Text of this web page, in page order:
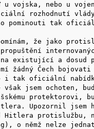
u vojska, nebo u
rozhodnutí
pominouti tak
že jako
existující a dosud
žádný Čech
i tak oficiální
však jsem ochoten,
protektorovi,
Upozornil jsem
Hitlera protislužbu,
o němž nelze